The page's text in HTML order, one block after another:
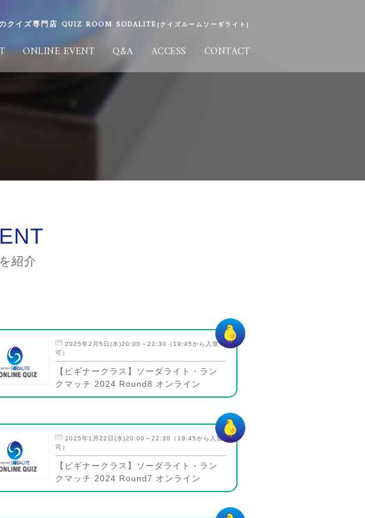
クイズ専門店 QUIZ ROOM SODALITE[クイズルームソーダライト]
ONLINE EVENT Q&A ACCESS CONTACT
紹介
2025年2月5日(水)20:00～22:30（19:45から入室
可）
【ビギナークラス】ソーダライト・ラン
クマッチ 2024 Round8 オンライン
2025年1月22日(水)20:00～22:30（19:45から入室
可）
【ビギナークラス】ソーダライト・ラン
クマッチ 2024 Round7 オンライン